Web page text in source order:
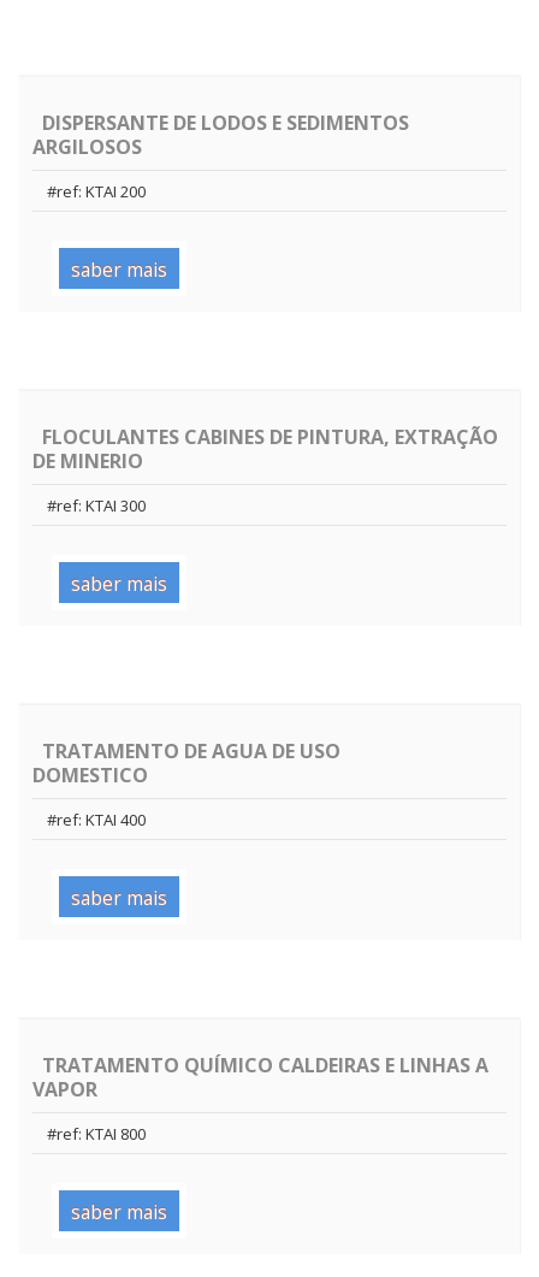
DISPERSANTE DE LODOS E SEDIMENTOS
ARGILOSOS
#ref: KTAI 200
saber mais
FLOCULANTES CABINES DE PINTURA, EXTRAÇÃO
DE MINERIO
#ref: KTAI 300
saber mais
TRATAMENTO DE AGUA DE USO
DOMESTICO
#ref: KTAI 400
saber mais
TRATAMENTO QUÍMICO CALDEIRAS E LINHAS A
VAPOR
#ref: KTAI 800
saber mais